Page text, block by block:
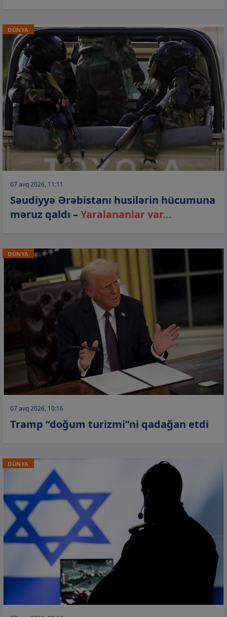
DÜNYA
07 avq 2026, 11:11
Səudiyyə Ərəbistanı husilərin hücumuna
məruz qaldı –Yaralananlar var...
DÜNYA
07 avq 2026, 10:16
Tramp “doğum turizmi”ni qadağan etdi
DÜNYA